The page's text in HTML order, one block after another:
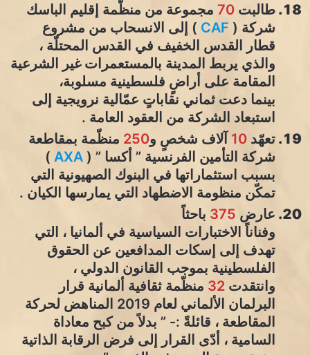
طالبت 70 مجموعة من منظّمة إقليم الباسك
شركة ( CAF ) إلى الانسحاب من مشروع
قطار القدس الخفيف في القدس المحتلّة ،
والذي يربط المدينة بالمستعمرات غير الشرعية
المقامة على أراضٍ فلسطينية مسلوبة،
بينما دعت ثماني نقاباتٍ عمّالية نرويجية إلى
استبعاد الشركة من العقود العامة .
تعهّد 10 آلاف شخصٍ و250 منظّمة بمقاطعة
شركة التأمين الفرنسية ” أكسا ” ( AXA
)
بسبب استثماراتها في البنوك الصهيونية التي
تمكّن منظومة الاضطهاد التي يمارسها الكيان .
عارض 375 باحثاً
وفناناً الاختبارات السياسية في ألمانيا ، التي
تهدف إلى إسكات المدافعين عن الحقوق
الفلسطينية بموجب القانون الدولي ،
وانتقدت 32 منظّمة ثقافية ألمانية قرار
البرلمان الألماني لعام 2019 المناهض لحركة
المقاطعة ، قائلةً :- ” بدلاً من كبح معاداة
السامية ، أدّى القرار إلى فرض الرقابة الذاتية